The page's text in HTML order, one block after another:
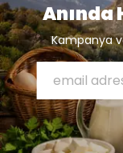
Anında
Kampanya